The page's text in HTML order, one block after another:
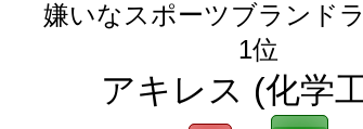
嫌いなスポーツブランド
1位
アキレス (化学